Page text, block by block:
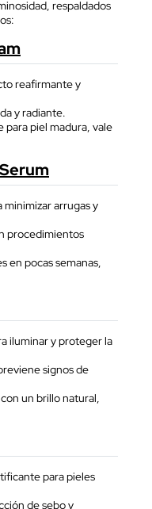
respaldados
reafirmante y
y radiante.
para piel madura, vale
arrugas y
procedimientos
en pocas semanas,
iluminar y proteger la
signos de
un brillo natural,
para pieles
de sebo y